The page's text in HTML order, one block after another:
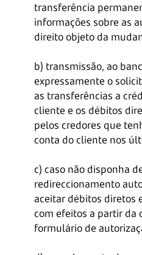
transferência
informações sobre as
direito objeto da
b) transmissão, ao
expressamente o
as transferências a
cliente e os débitos
pelos credores que
conta do cliente nos
c) caso não disponha
redireccionamento
aceitar débitos diretos
com efeitos a partir da
formulário de